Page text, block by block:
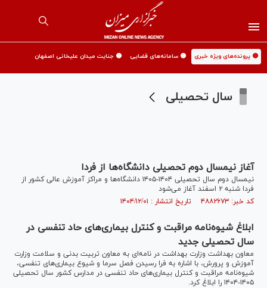
🟡 پرونده‌های ویژه خبری 🟡 سامانه‌های قضایی 🟡 جنایت میدان علیخانی اصفهان
سال تحصیلی
آغاز نیمسال دوم تحصیلی دانشگاه‌ها از فردا
نیمسال دوم سال تحصیلی ۱۴۰۴-۱۴۰۵ دانشگاه‌ها و مراکز آموزش عالی کشور از
فردا شنبه ۲ اسفند آغاز می‌شود
کد خبر: ۴۸۸۲۶۷۳ تاریخ انتشار : ۱۴۰۴/۱۲/۰۱
ابلاغ شیوه‌نامه مراقبت و کنترل بیماری‌های حاد تنفسی در
سال تحصیلی جدید
معاون بهداشت وزارت بهداشت در نامه‌ای به معاون تربیت بدنی و سلامت وزارت
آموزش و پرورش، با اشاره به فرا رسیدن فصل سرما و شیوع بیماری‌های تنفسی،
شیوه‌نامه مراقبت و کنترل بیماری‌های حاد تنفسی در مدارس کشور سال تحصیلی
۱۴۰۵-۱۴۰۴ را ابلاغ کرد.